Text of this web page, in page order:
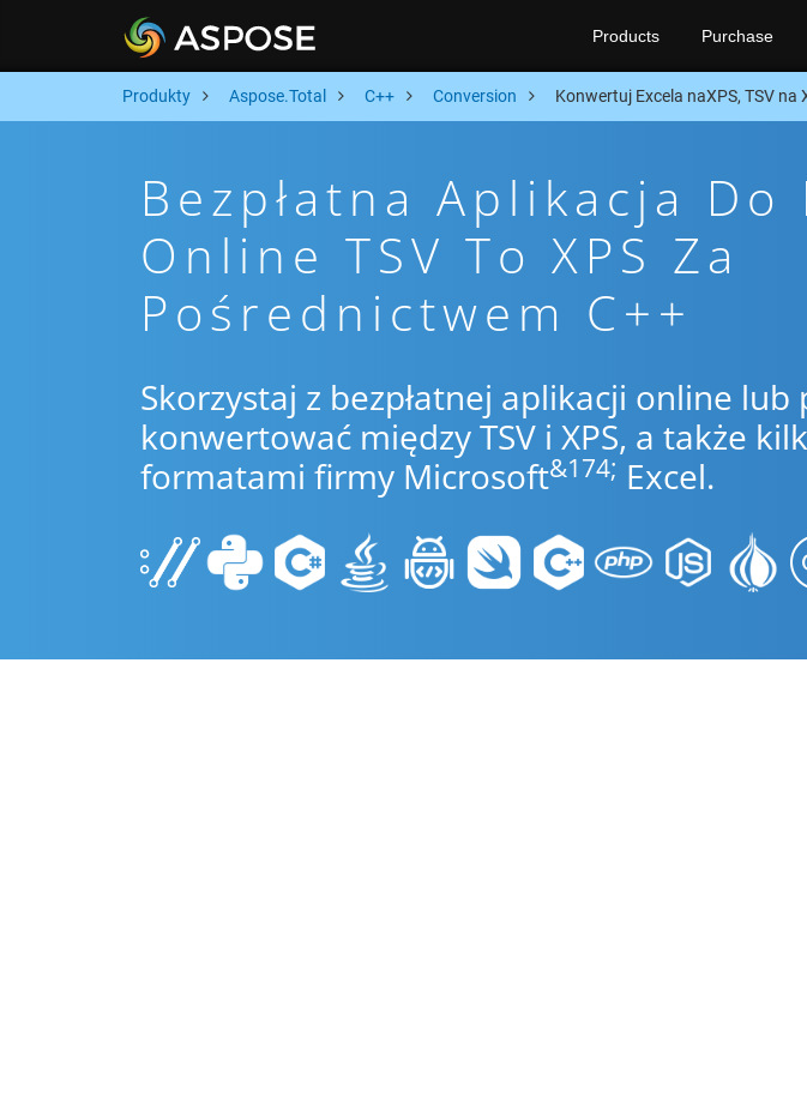
Products Purchase
Produkty Aspose.Total C++ Conversion Konwertuj Excela naXPS, TSV na
Bezpłatna Aplikacja Do
Online TSV To XPS Za
Pośrednictwem C++
Skorzystaj z bezpłatnej aplikacji online lub
konwertować między TSV i XPS, a także
formatami firmy Microsoft&174; Excel.